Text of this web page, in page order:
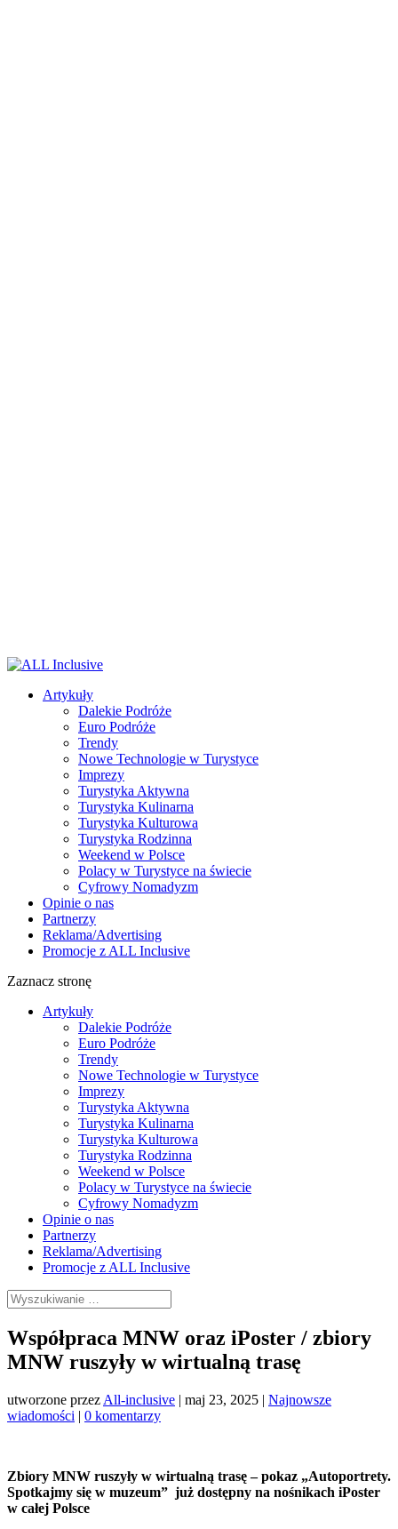
Artykuły
Dalekie Podróże
Euro Podróże
Trendy
Nowe Technologie w Turystyce
Imprezy
Turystyka Aktywna
Turystyka Kulinarna
Turystyka Kulturowa
Turystyka Rodzinna
Weekend w Polsce
Polacy w Turystyce na świecie
Cyfrowy Nomadyzm
Opinie o nas
Partnerzy
Reklama/Advertising
Promocje z ALL Inclusive
Zaznacz stronę
Artykuły
Dalekie Podróże
Euro Podróże
Trendy
Nowe Technologie w Turystyce
Imprezy
Turystyka Aktywna
Turystyka Kulinarna
Turystyka Kulturowa
Turystyka Rodzinna
Weekend w Polsce
Polacy w Turystyce na świecie
Cyfrowy Nomadyzm
Opinie o nas
Partnerzy
Reklama/Advertising
Promocje z ALL Inclusive
Współpraca MNW oraz iPoster / zbiory
MNW ruszyły w wirtualną trasę
utworzone przez All-inclusive | maj 23, 2025 | Najnowsze
wiadomości | 0 komentarzy
Zbiory MNW ruszyły w wirtualną trasę – pokaz „Autoportrety.
Spotkajmy się w muzeum” już dostępny na nośnikach iPoster
w całej Polsce